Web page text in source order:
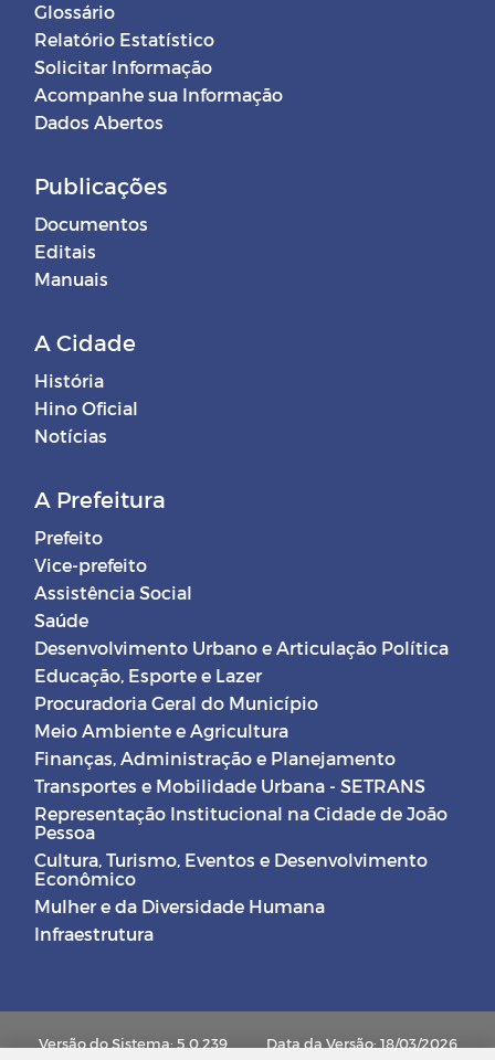
Glossário
Relatório Estatístico
Solicitar Informação
Acompanhe sua Informação
Dados Abertos
Publicações
Documentos
Editais
Manuais
A Cidade
História
Hino Oficial
Notícias
A Prefeitura
Prefeito
Vice-prefeito
Assistência Social
Saúde
Desenvolvimento Urbano e Articulação Política
Educação, Esporte e Lazer
Procuradoria Geral do Município
Meio Ambiente e Agricultura
Finanças, Administração e Planejamento
Transportes e Mobilidade Urbana - SETRANS
Representação Institucional na Cidade de João
Pessoa
Cultura, Turismo, Eventos e Desenvolvimento
Econômico
Mulher e da Diversidade Humana
Infraestrutura
Versão do Sistema: 5.0.239 Data da Versão: 18/03/2026